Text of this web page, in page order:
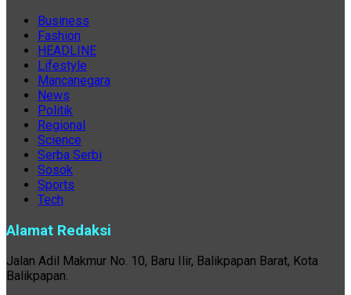
Business
Fashion
HEADLINE
Lifestyle
Mancanegara
News
Politik
Regional
Science
Serba Serbi
Sosok
Sports
Tech
Alamat Redaksi
Jalan Adil Makmur No. 10, Baru Ilir, Balikpapan Barat, Kota
Balikpapan.